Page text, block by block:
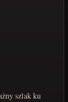
szlak ku